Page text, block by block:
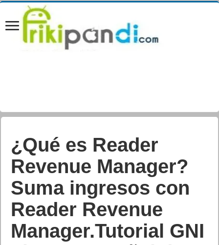
¿Qué es Reader
Revenue Manager?
Suma ingresos con
Reader Revenue
Manager.Tutorial GNI